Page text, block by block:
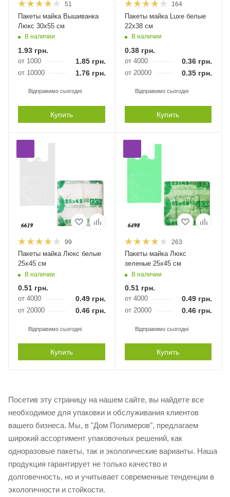
51
Пакеты майка Вышиванка
Люкс 30х55 см
В наличии
1.93 грн.
от 1000 1.85грн.
от 10000 1.76грн.
Відправимо сьогодні
Купить
164
Пакеты майка Luxe белые
22х38 см
В наличии
0.38грн.
от 4000 0.36 грн.
от 20000 0.35 грн.
Відправимо сьогодні
Купить
99
Пакеты майка Люкс белые
25х45 см
В наличии
0.51 грн.
от 4000 0.49грн.
от 20000 0.46грн.
Відправимо сьогодні
Купить
263
Пакеты майка Люкс
зеленые 25х45 см
В наличии
0.51грн.
от 4000 0.49 грн.
от 20000 0.46 грн.
Відправимо сьогодні
Купить
Посетив эту страницу на нашем сайте, вы найдете все
необходимое для упаковки и обслуживания клиентов
вашего бизнеса. Мы, в "Дом Полимеров", предлагаем
широкий ассортимент упаковочных решений, как
одноразовые пакеты, так и экологические варианты. Наша
продукция гарантирует не только качество и
долговечность, но и учитывает современные тенденции в
экологичности и стойкости.